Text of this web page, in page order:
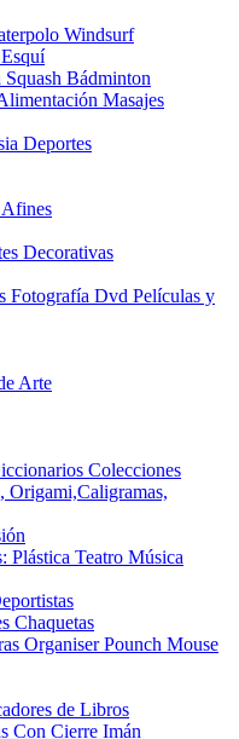
Windsurf
Bádminton
Masajes
Deportes
Decorativas
Fotografía Dvd Películas y
Arte
Colecciones
Origami,Caligramas,
Plástica Teatro Música
Chaquetas
Organiser Pounch Mouse
de Libros
Con Cierre Imán